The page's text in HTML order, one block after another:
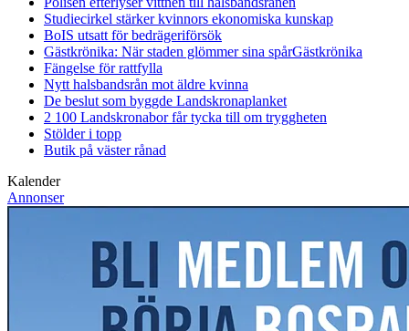
Studiecirkel stärker kvinnors ekonomiska kunskap
BoIS utsatt för bedrägeriförsök
Gästkrönika: När staden glömmer sina spårGästkrönika
Fängelse för rattfylla
Nytt halsbandsrån mot äldre kvinna
De beslut som byggde Landskronaplanket
2 100 Landskronabor får tycka till om tryggheten
Stölder i topp
Butik på väster rånad
Kalender
Annonser